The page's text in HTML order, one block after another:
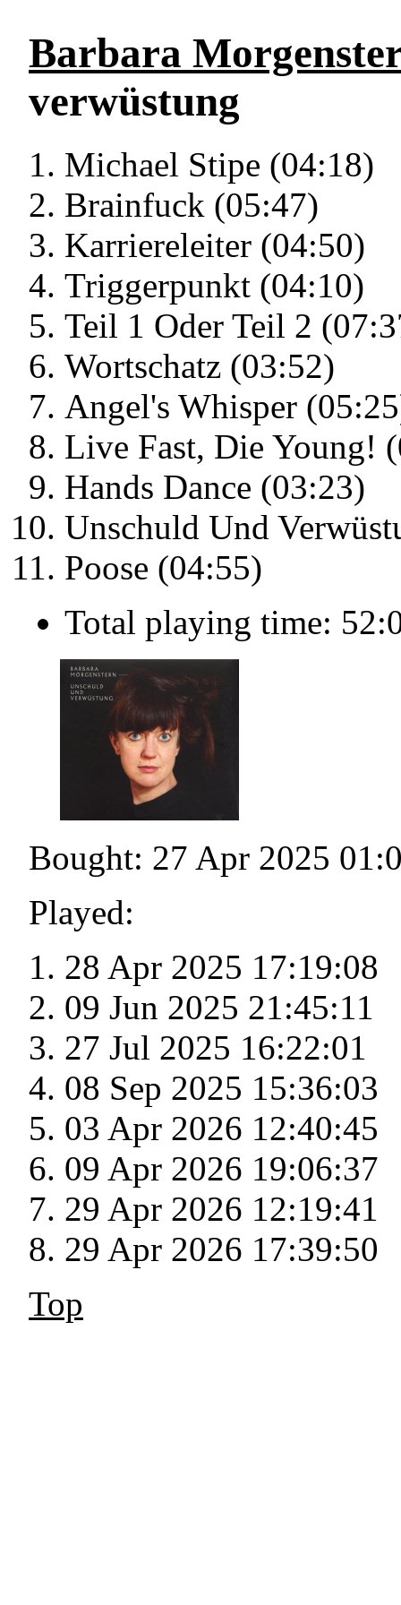
Barbara
verwüstung
Michael Stipe (04:18)
Brainfuck (05:47)
Karriereleiter (04:50)
Triggerpunkt (04:10)
Teil 1 Oder Teil 2
Wortschatz (03:52)
Angel's Whisper
Live Fast, Die Young!
Hands Dance (03:23)
Unschuld Und
Poose (04:55)
Total playing time:
Bought: 27 Apr 2025
Played:
28 Apr 2025 17:19:08
09 Jun 2025 21:45:11
27 Jul 2025 16:22:01
08 Sep 2025 15:36:03
03 Apr 2026 12:40:45
09 Apr 2026 19:06:37
29 Apr 2026 12:19:41
29 Apr 2026 17:39:50
Top